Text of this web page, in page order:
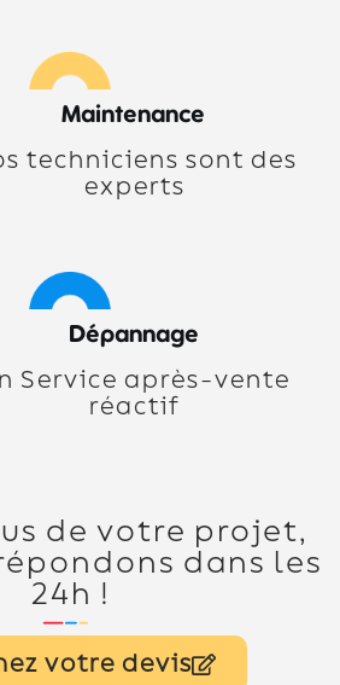
Maintenance
techniciens sont des
experts
Dépannage
Service après-vente
réactif
de votre projet,
dans les
24h !
votre devis